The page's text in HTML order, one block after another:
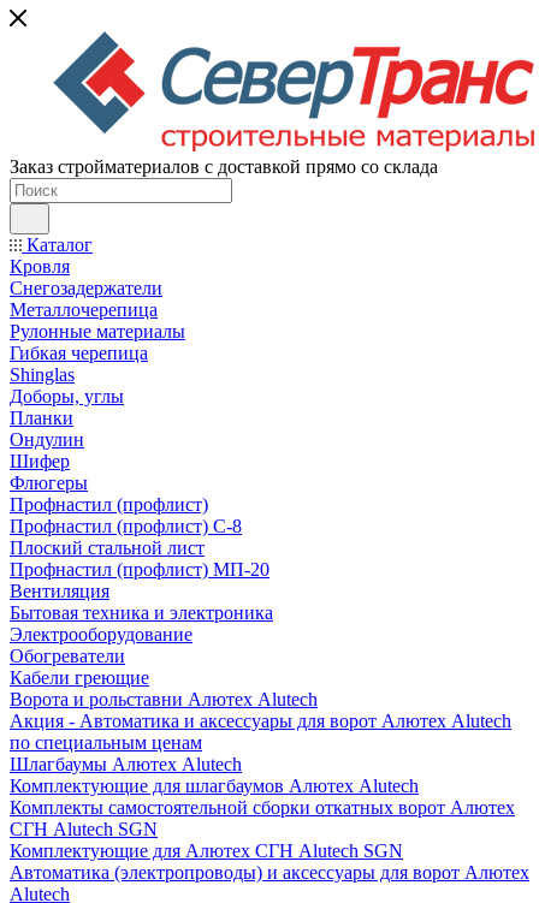
Заказ стройматериалов с доставкой прямо со склада
Каталог
Кровля
Снегозадержатели
Металлочерепица
Рулонные материалы
Гибкая черепица
Shinglas
Доборы, углы
Планки
Ондулин
Шифер
Флюгеры
Профнастил (профлист)
Профнастил (профлист) С-8
Плоский стальной лист
Профнастил (профлист) МП-20
Вентиляция
Бытовая техника и электроника
Электрооборудование
Обогреватели
Кабели греющие
Ворота и рольставни Алютех Alutech
Акция - Автоматика и аксессуары для ворот Алютех Alutech
по специальным ценам
Шлагбаумы Алютех Alutech
Комплектующие для шлагбаумов Алютех Alutech
Комплекты самостоятельной сборки откатных ворот Алютех
СГН Alutech SGN
Комплектующие для Алютех СГН Alutech SGN
Автоматика (электропроводы) и аксессуары для ворот Алютех
Alutech